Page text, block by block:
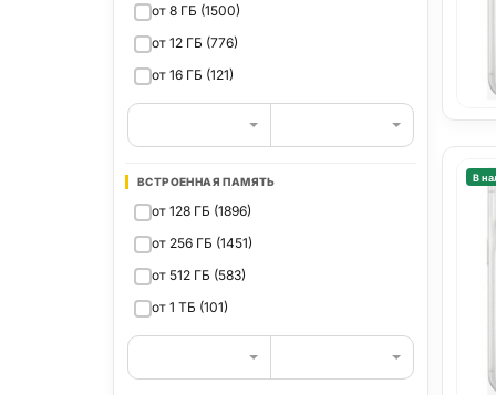
от 8 ГБ (1500)
от 12 ГБ (776)
от 16 ГБ (121)
ВСТРОЕННАЯ ПАМЯТЬ
от 128 ГБ (1896)
от 256 ГБ (1451)
от 512 ГБ (583)
от 1 ТБ (101)
В